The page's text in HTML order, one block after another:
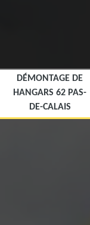
DÉMONTAGE DE
HANGARS 62 PAS-
DE-CALAIS